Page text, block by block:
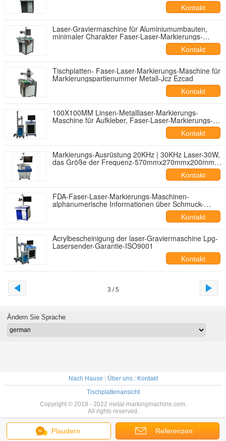
Kontakt
Laser-Graviermaschine für Aluminiumumbauten,
minimaler Charakter Faser-Laser-Markierungs-
Kontakt
Tischplatten- Faser-Laser-Markierungs-Maschine für
Markierungspartienummer Metall-Jcz Ezcad
Kontakt
100X100MM Linsen-Metalllaser-Markierungs-
Maschine für Aufkleber, Faser-Laser-Markierungs-
Kontakt
Markierungs-Ausrüstung 20KHz | 30KHz Laser-30W,
das Größe der Frequenz-570mmx270mmx200mm
Kontakt
FDA-Faser-Laser-Markierungs-Maschinen-
alphanumerische Informationen über Schmuck-
Kontakt
Acrylbescheinigung der laser-Graviermaschine Lpg-
Lasersender-Garantie-ISO9001
Kontakt
3 / 5
Plaudern Referenzen
Ändern Sie Sprache
Nach Hause Über uns|
Kontakt
Tischplattenansicht
Copyright © 2018 - 2022 metal-markingmachine.com.
All rights reserved.